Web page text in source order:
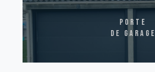
Porte
de garage